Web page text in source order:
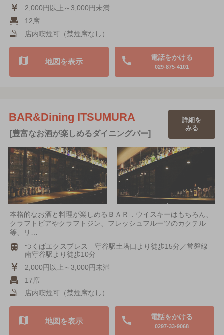
2,000円以上～3,000円未満
12席
店内喫煙可（禁煙席なし）
電話をかける
029-875-4101
地図を表示
BAR&Dining ITSUMURA
[豊富なお酒が楽しめるダイニングバー]
詳細を
みる
本格的なお酒と料理が楽しめるＢＡＲ．ウイスキーはもちろん、
クラフトビアやクラフトジン、フレッシュフルーツのカクテル
等、リ…
つくばエクスプレス 守谷駅土塔口より徒歩15分／常磐線
南守谷駅より徒歩10分
2,000円以上～3,000円未満
17席
店内喫煙可（禁煙席なし）
電話をかける
0297-33-9068
地図を表示